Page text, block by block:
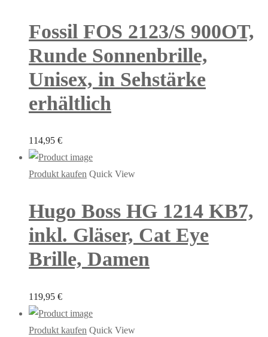
Fossil FOS 2123/S 900OT,
Runde Sonnenbrille,
Unisex, in Sehstärke
erhältlich
114,95 €
Produkt kaufen Quick View
Hugo Boss HG 1214 KB7,
inkl. Gläser, Cat Eye
Brille, Damen
119,95 €
Produkt kaufen Quick View